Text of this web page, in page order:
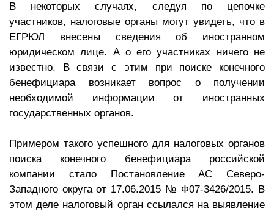
В некоторых случаях, следуя по цепочке
участников, налоговые органы могут увидеть, что в
ЕГРЮЛ внесены сведения об иностранном
юридическом лице. А о его участниках ничего не
известно. В связи с этим при поиске конечного
бенефициара возникает вопрос о получении
необходимой информации от иностранных
государственных органов.
Примером такого успешного для налоговых органов
поиска конечного бенефициара российской
компании стало Постановление АС Северо-
Западного округа от 17.06.2015 № Ф07-3426/2015. В
этом деле налоговый орган ссылался на выявление